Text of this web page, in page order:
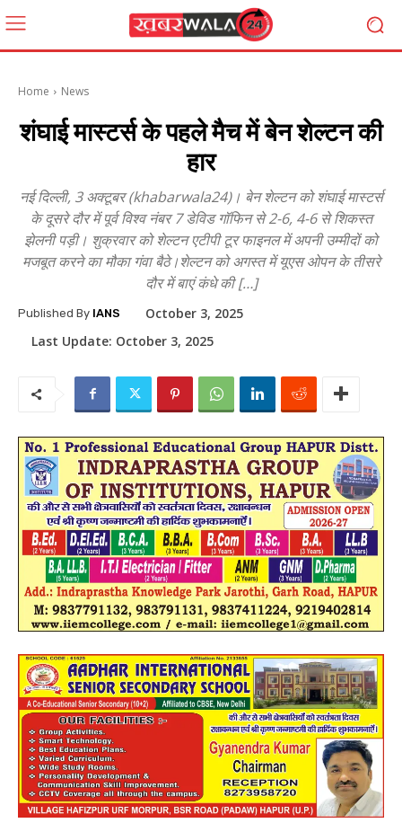
Home News
शंघाई मास्टर्स के पहले मैच में बेन शेल्टन की
हार
नई दिल्ली, 3 अक्टूबर (khabarwala24)। बेन शेल्टन को शंघाई मास्टर्स
के दूसरे दौर में पूर्व विश्व नंबर 7 डेविड गॉफिन से 2-6, 4-6 से शिकस्त
झेलनी पड़ी। शुक्रवार को शेल्टन एटीपी टूर फाइनल में अपनी उम्मीदों को
मजबूत करने का मौका गंवा बैठे।शेल्टन को अगस्त में यूएस ओपन के तीसरे
दौर में बाएं कंधे की […]
Published By IANS
October 3, 2025
Last Update: October 3, 2025